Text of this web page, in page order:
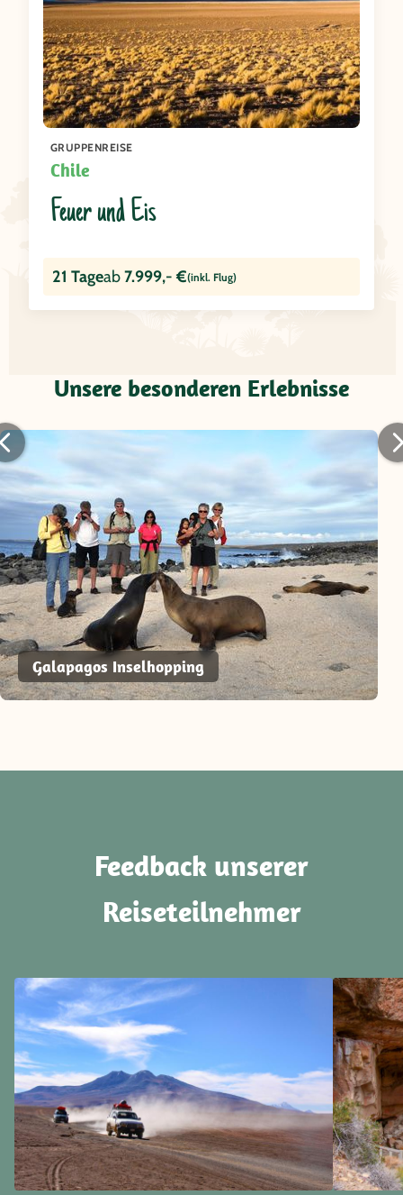
GRUPPENREISE
Chile
Feuer und Eis
21 Tageab7.999,- €(inkl. Flug)
Unsere besonderen Erlebnisse
Galapagos Inselhopping
Feedback unserer
Reiseteilnehmer